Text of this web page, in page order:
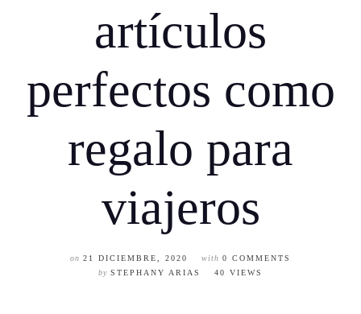
artículos
perfectos como
regalo para
viajeros
on 21 DICIEMBRE, 2020 with 0 COMMENTS
by STEPHANY ARIAS 40 VIEWS